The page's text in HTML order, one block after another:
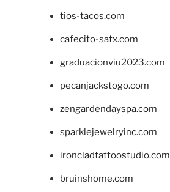
tios-tacos.com
cafecito-satx.com
graduacionviu2023.com
pecanjackstogo.com
zengardendayspa.com
sparklejewelryinc.com
ironcladtattoostudio.com
bruinshome.com